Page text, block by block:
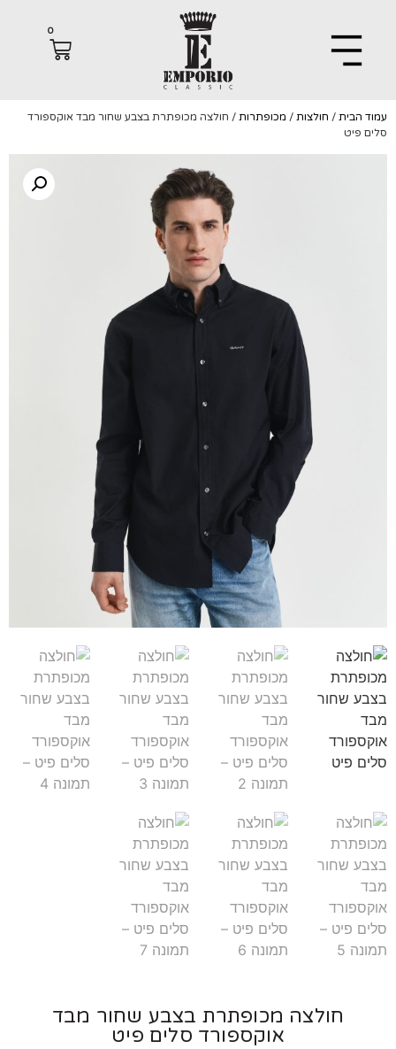
הבית/חולצות /מכופתרות/ חולצה מכופתרת בצבע שחור מבד אוקספורד
פיט
חולצה מכופתרת בצבע שחור מבד
אוקספורד סלים פיט